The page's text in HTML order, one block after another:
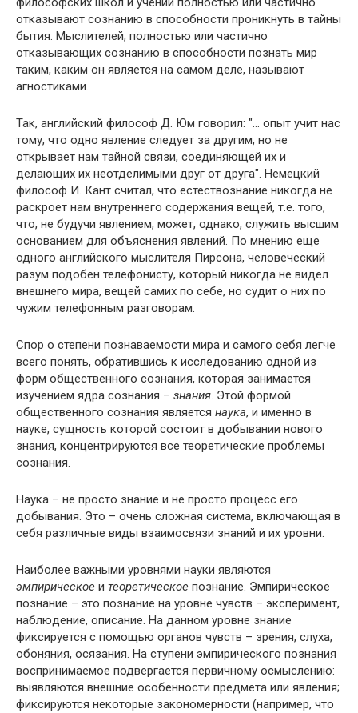
отказывают сознанию в способности проникнуть в тайны
бытия. Мыслителей, полностью или частично
отказывающих сознанию в способности познать мир
таким, каким он является на самом деле, называют
агностиками.
Так, английский философ Д. Юм говорил: "… опыт учит нас
тому, что одно явление следует за другим, но не
открывает нам тайной связи, соединяющей их и
делающих их неотделимыми друг от друга". Немецкий
философ И. Кант считал, что естествознание никогда не
раскроет нам внутреннего содержания вещей, т.е. того,
что, не будучи явлением, может, однако, служить высшим
основанием для объяснения явлений. По мнению еще
одного английского мыслителя Пирсона, человеческий
разум подобен телефонисту, который никогда не видел
внешнего мира, вещей самих по себе, но судит о них по
чужим телефонным разговорам.
Спор о степени познаваемости мира и самого себя легче
всего понять, обратившись к исследованию одной из
форм общественного сознания, которая занимается
изучением ядра сознания – знания. Этой формой
общественного сознания является наука, и именно в
науке, сущность которой состоит в добывании нового
знания, концентрируются все теоретические проблемы
сознания.
Наука – не просто знание и не просто процесс его
добывания. Это – очень сложная система, включающая в
себя различные виды взаимосвязи знаний и их уровни.
Наиболее важными уровнями науки являются
эмпирическое и теоретическое познание. Эмпирическое
познание – это познание на уровне чувств – эксперимент,
наблюдение, описание. На данном уровне знание
фиксируется с помощью органов чувств – зрения, слуха,
обоняния, осязания. На ступени эмпирического познания
воспринимаемое подвергается первичному осмыслению:
выявляются внешние особенности предмета или явления;
фиксируются некоторые закономерности (например, что